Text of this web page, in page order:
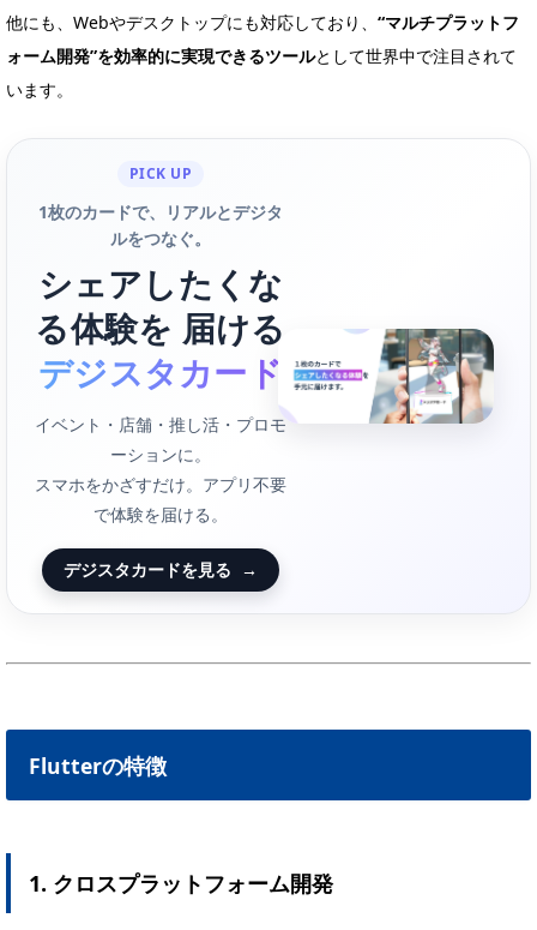
他にも、Webやデスクトップにも対応しており、 “マルチプラットフ
ォーム開発”を効率的に実現できるツールとして世界中で注目されて
います。
PICK UP
1枚のカードで、リアルとデジタ
ルをつなぐ。
シェアしたくな
る体験を 届ける
デジスタカード
イベント・店舗・推し活・プロモ
ーションに。
スマホをかざすだけ。アプリ不要
で体験を届ける。
デジスタカードを見る →
Flutterの特徴
1. クロスプラットフォーム開発